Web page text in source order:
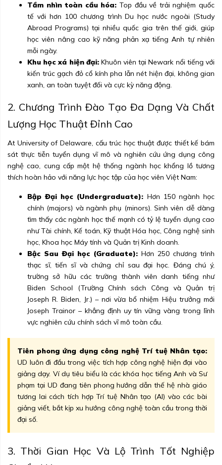
Tầm nhìn toàn cầu hóa: Top đầu về trải nghiệm quốc
tế với hơn 100 chương trình Du học nước ngoài (Study
Abroad Programs) tại nhiều quốc gia trên thế giới, giúp
học viên nâng cao kỹ năng phản xạ tiếng Anh tự nhiên
mỗi ngày.
Khu học xá hiện đại:Khuôn viên tại Newark nổi tiếng với
kiến trúc gạch đỏ cổ kính pha lẫn nét hiện đại, không gian
xanh, an toàn tuyệt đối và cực kỳ năng động.
2. Chương Trình Đào Tạo Đa Dạng Và Chất
Lượng Học Thuật Đỉnh Cao
At University of Delaware, cấu trúc học thuật được thiết kế bám
sát thực tiễn tuyển dụng vĩ mô và nghiên cứu ứng dụng công
nghệ cao, cung cấp một hệ thống ngành học khổng lồ tương
thích hoàn hảo với năng lực học tập của học viên Việt Nam:
Bập Đại học (Undergraduate): Hơn 150 ngành học
chính (majors) và ngành phụ (minors). Sinh viên dễ dàng
tìm thấy các ngành học thế mạnh có tỷ lệ tuyển dụng cao
như Tài chính, Kế toán, Kỹ thuật Hóa học, Công nghệ sinh
học, Khoa học Máy tính và Quản trị Kinh doanh.
Bậc Sau Đại học (Graduate): Hơn 250 chương trình
thạc sĩ, tiến sĩ và chứng chỉ sau đại học. Đáng chú ý,
trường sở hữu các trường thành viên danh tiếng như
Biden School (Trường Chính sách Công và Quản trị
Joseph R. Biden, Jr.) – nơi vừa bổ nhiệm Hiệu trưởng mới
Joseph Trainor – khẳng định uy tín vững vàng trong lĩnh
vực nghiên cứu chính sách vĩ mô toàn cầu.
Tiên phong ứng dụng công nghệ Trí tuệ Nhân tạo:
UD luôn đi đầu trong việc tích hợp công nghệ hiện đại vào
giảng dạy. Ví dụ tiêu biểu là các khóa học tiếng Anh và Sư
phạm tại UD đang tiên phong hướng dẫn thế hệ nhà giáo
tương lai cách tích hợp Trí tuệ Nhân tạo (AI) vào các bài
giảng viết, bắt kịp xu hướng công nghệ toàn cầu trong thời
đại số.
3. Thời Gian Học Và Lộ Trình Tốt Nghiệp